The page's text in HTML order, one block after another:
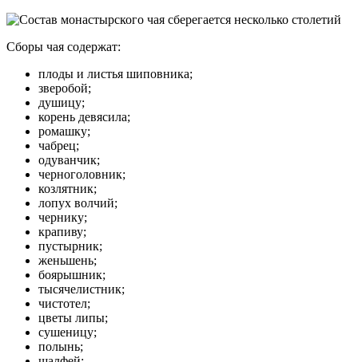
Сборы чая содержат:
плоды и листья шиповника;
зверобой;
душицу;
корень девясила;
ромашку;
чабрец;
одуванчик;
черноголовник;
козлятник;
лопух волчий;
чернику;
крапиву;
пустырник;
женьшень;
боярышник;
тысячелистник;
чистотел;
цветы липы;
сушеницу;
полынь;